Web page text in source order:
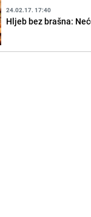
24.02.17. 17:40
Hljeb bez brašna: